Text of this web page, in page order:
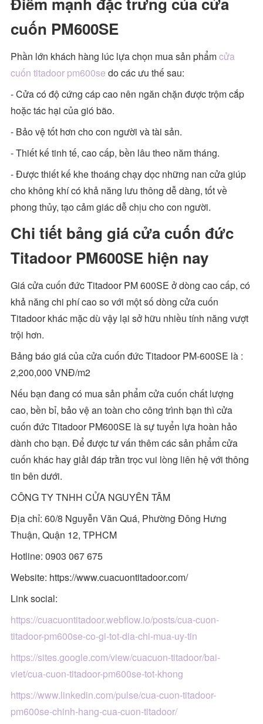
cuốn PM600SE
Phần lớn khách hàng lúc lựa chọn mua sản phẩmcửa
cuốn titadoor pm600se do các ưu thế sau:
- Cửa có độ cứng cáp cao nên ngăn chặn được trộm cắp
hoặc tác hại của gió bão.
- Bảo vệ tốt hơn cho con người và tài sản.
- Thiết kế tinh tế, cao cấp, bền lâu theo năm tháng.
- Được thiết kế khe thoáng chạy dọc những nan cửa giúp
cho không khí có khả năng lưu thông dễ dàng, tốt về
phong thủy, tạo cảm giác dễ chịu cho con người.
Chi tiết bảng giá cửa cuốn đức
Titadoor PM600SE hiện nay
Giá cửa cuốn đức Titadoor PM 600SE ở dòng cao cấp, có
khả năng chi phí cao so với một số dòng cửa cuốn
Titadoor khác mặc dù vậy lại sở hữu nhiều tính năng vượt
trội hơn.
Bảng báo giá của cửa cuốn đức Titadoor PM-600SE là :
2,200,000 VNĐ/m2
Nếu bạn đang có mua sản phẩm cửa cuốn chất lượng
cao, bền bỉ, bảo vệ an toàn cho công trình bạn thì cửa
cuốn đức Titadoor PM600SE là sự tuyển lựa hoàn hảo
dành cho bạn. Để được tư vấn thêm các sản phẩm cửa
cuốn khác hay giải đáp trằn trọc vui lòng liên hệ với thông
tin bên dưới.
CÔNG TY TNHH CỬA NGUYÊN TÂM
Địa chỉ: 60/8 Nguyễn Văn Quá, Phường Đông Hưng
Thuận, Quận 12, TPHCM
Hotline: 0903 067 675
Website: https://www.cuacuontitadoor.com/
Link social:
https://cuacuontitadoor.webflow.io/posts/cua-cuon-
titadoor-pm600se-co-gi-tot-dia-chi-mua-uy-tin
https://sites.google.com/view/cuacuon-titadoor/bai-
viet/cua-cuon-titadoor-pm600se-tot-khong
https://www.linkedin.com/pulse/cua-cuon-titadoor-
pm600se-chinh-hang-cua-cuon-titadoor/